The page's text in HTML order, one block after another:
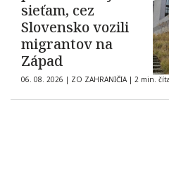
sieťam, cez
Slovensko vozili
migrantov na
Západ
06. 08. 2026 | ZO ZAHRANIČIA | 2 min.